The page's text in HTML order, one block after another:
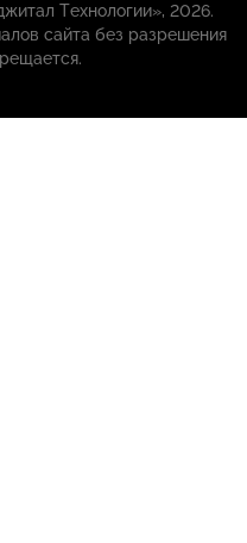
Технологии», 2026.
сайта без разрешения